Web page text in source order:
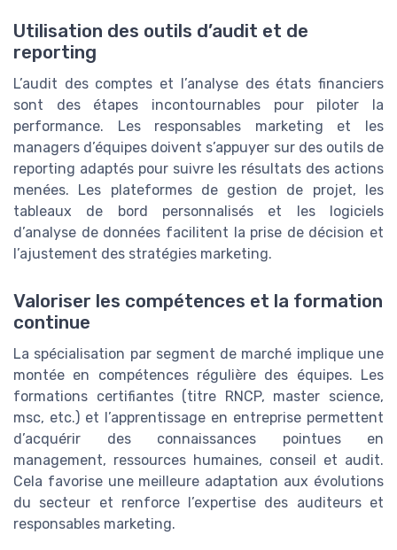
Utilisation des outils d’audit et de
reporting
L’audit des comptes et l’analyse des états financiers
sont des étapes incontournables pour piloter la
performance. Les responsables marketing et les
managers d’équipes doivent s’appuyer sur des outils de
reporting adaptés pour suivre les résultats des actions
menées. Les plateformes de gestion de projet, les
tableaux de bord personnalisés et les logiciels
d’analyse de données facilitent la prise de décision et
l’ajustement des stratégies marketing.
Valoriser les compétences et la formation
continue
La spécialisation par segment de marché implique une
montée en compétences régulière des équipes. Les
formations certifiantes (titre RNCP, master science,
msc, etc.) et l’apprentissage en entreprise permettent
d’acquérir des connaissances pointues en
management, ressources humaines, conseil et audit.
Cela favorise une meilleure adaptation aux évolutions
du secteur et renforce l’expertise des auditeurs et
responsables marketing.